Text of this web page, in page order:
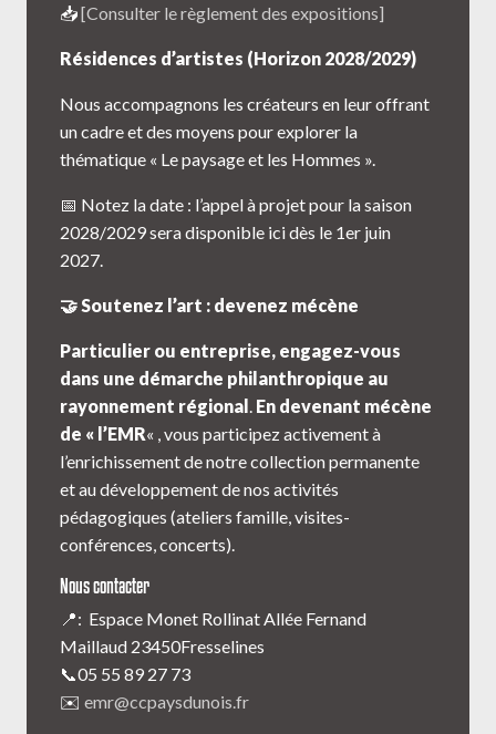
📥[Consulter le règlement des expositions]
Résidences d’artistes (Horizon 2028/2029)
Nous accompagnons les créateurs en leur offrant
un cadre et des moyens pour explorer la
thématique « Le paysage et les Hommes ».
📅 Notez la date : l’appel à projet pour la saison
2028/2029 sera disponible ici dès le 1er juin
2027.
🤝 Soutenez l’art : devenez mécène
Particulier ou entreprise, engagez-vous
dans une démarche philanthropique au
rayonnement régional. En devenant mécène
de « l’EMR« , vous participez activement à
l’enrichissement de notre collection permanente
et au développement de nos activités
pédagogiques (ateliers famille, visites-
conférences, concerts).
Nous contacter
📍: Espace Monet Rollinat Allée Fernand
Maillaud 23450Fresselines
📞05 55 89 27 73
✉️ emr@ccpaysdunois.fr